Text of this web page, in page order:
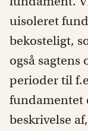
uisoleret
bekosteligt,
også
perioder til
fundamentet
beskrivelse